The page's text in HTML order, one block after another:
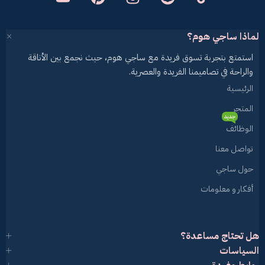
لماذا ساجي هوم؟
استمتع بتجربة تسوق فريدة مع ساجي هوم، حيث نجمع بين الأناقة
والراحة في تصاميمنا الفريدة والعصرية.
الرئيسية
المتجر
الوظائف
جديد
تواصل معنا
حول ساجي
أفكار و معلومات
هل تحتاج مساعدة؟
السياسات